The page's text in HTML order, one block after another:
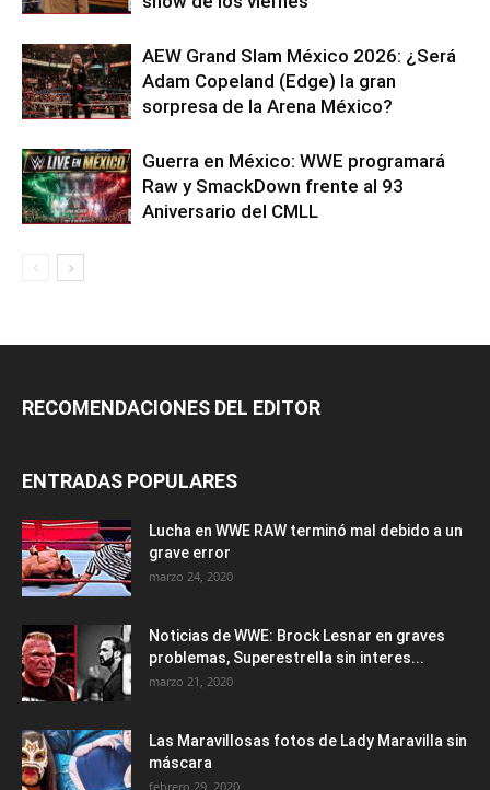
AEW Grand Slam México 2026: ¿Será
Adam Copeland (Edge) la gran
sorpresa de la Arena México?
Guerra en México: WWE programará
Raw y SmackDown frente al 93
Aniversario del CMLL
RECOMENDACIONES DEL EDITOR
ENTRADAS POPULARES
Lucha en WWE RAW terminó mal debido a un
grave error
marzo 24, 2020
Noticias de WWE: Brock Lesnar en graves
problemas, Superestrella sin interes...
marzo 21, 2020
Las Maravillosas fotos de Lady Maravilla sin
máscara
febrero 29, 2020